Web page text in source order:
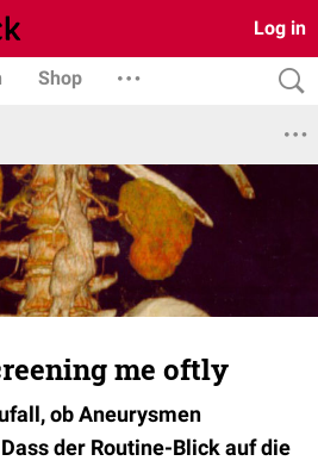
Log in
Shop
me oftly
ob Aneurysmen
der Routine-Blick auf die